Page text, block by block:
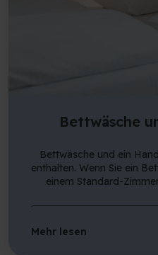
Bettwäsche
Bettwäsche und ein
enthalten. Wenn Sie ein Bett in einem Mehrbettzimmer,
einem Standard-
die Bettwäsche und
Ihrer Abreise ebenfalls
Mehr lesen